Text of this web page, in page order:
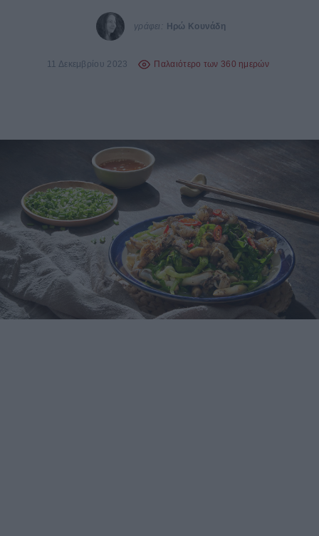
γράφει: Ηρώ Κουνάδη
11 Δεκεμβρίου 2023 Παλαιότερο των 360 ημερών